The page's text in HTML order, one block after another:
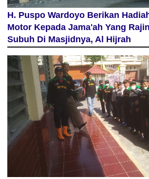
H. Puspo Wardoyo Berikan
Motor Kepada Jama'ah Yang
Subuh Di Masjidnya, Al Hijrah